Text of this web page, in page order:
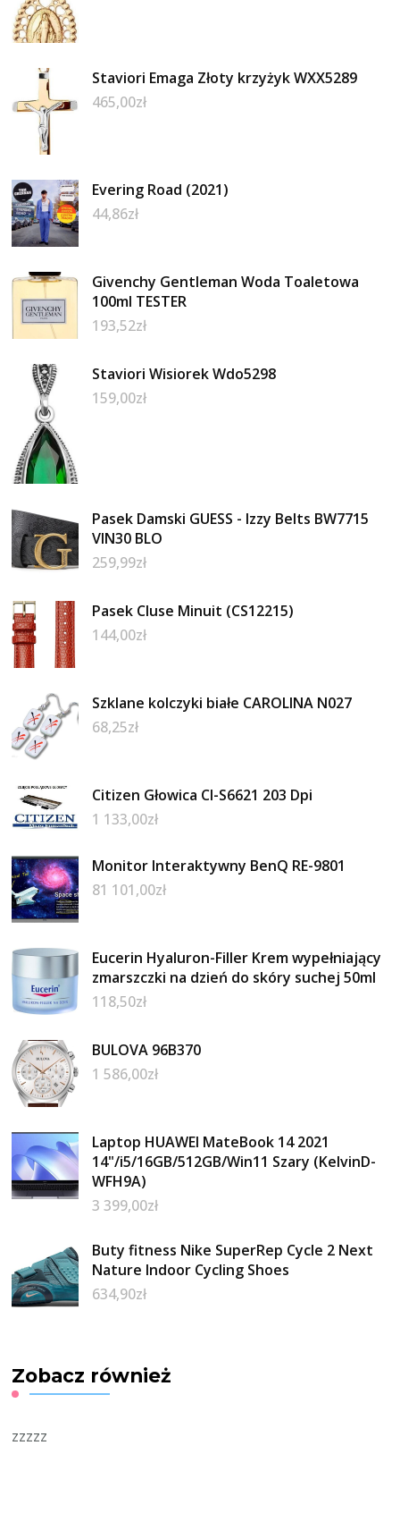
Staviori Emaga Złoty krzyżyk WXX5289
465,00zł
Evering Road (2021)
44,86zł
Givenchy Gentleman Woda Toaletowa
100ml TESTER
193,52zł
Staviori Wisiorek Wdo5298
159,00zł
Pasek Damski GUESS - Izzy Belts BW7715
VIN30 BLO
259,99zł
Pasek Cluse Minuit (CS12215)
144,00zł
Szklane kolczyki białe CAROLINA N027
68,25zł
Citizen Głowica Cl-S6621 203 Dpi
1 133,00zł
Monitor Interaktywny BenQ RE-9801
81 101,00zł
Eucerin Hyaluron-Filler Krem wypełniający
zmarszczki na dzień do skóry suchej 50ml
118,50zł
BULOVA 96B370
1 586,00zł
Laptop HUAWEI MateBook 14 2021
14"/i5/16GB/512GB/Win11 Szary (KelvinD-
WFH9A)
3 399,00zł
Buty fitness Nike SuperRep Cycle 2 Next
Nature Indoor Cycling Shoes
634,90zł
Zobacz również
zzzzz